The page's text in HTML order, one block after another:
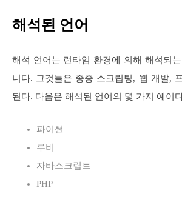
해석된 언어
해석 언어는 런타임 환경에 의해 해석되
니다. 그것들은 종종 스크립팅, 웹 개발,
된다. 다음은 해석된 언어의 몇 가지 예이
파이썬
루비
자바스크립트
PHP